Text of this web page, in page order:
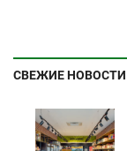
СВЕЖИЕ НОВОСТИ